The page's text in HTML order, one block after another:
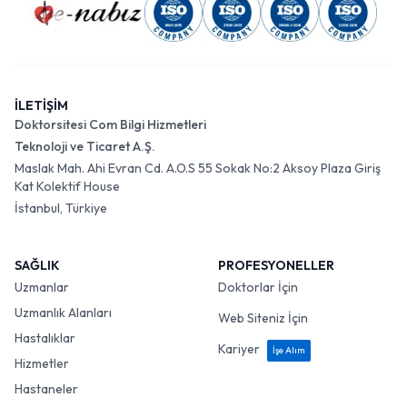
İLETİŞİM
Doktorsitesi Com Bilgi Hizmetleri
Teknoloji ve Ticaret A.Ş.
Maslak Mah. Ahi Evran Cd. A.O.S 55 Sokak No:2 Aksoy Plaza Giriş
Kat Kolektif House
İstanbul, Türkiye
SAĞLIK
Uzmanlar
Uzmanlık Alanları
Hastalıklar
Hizmetler
Hastaneler
PROFESYONELLER
Doktorlar İçin
Web Siteniz İçin
Kariyer
İşe Alım